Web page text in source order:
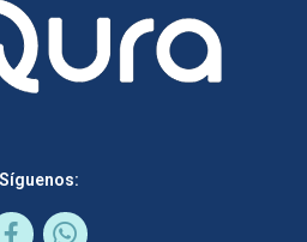
Síguenos: